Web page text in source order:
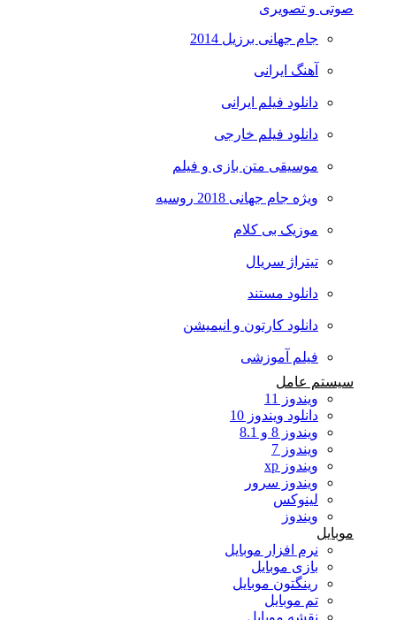
صوتی و تصویری
جام جهانی برزیل 2014
آهنگ ایرانی
دانلود فیلم ایرانی
دانلود فیلم خارجی
موسیقی متن بازی و فیلم
ویژه جام جهانی 2018 روسیه
موزیک بی کلام
تیتراژ سریال
دانلود مستند
دانلود کارتون و انیمیشن
فیلم آموزشی
سیستم عامل
ویندوز 11
دانلود ویندوز 10
ویندوز 8 و 8.1
ویندوز 7
ویندوز xp
ویندوز سرور
لینوکس
ویندوز
نرم افزار موبایل
بازی موبایل
رینگتون موبایل
تم موبایل
نقشه موبایل